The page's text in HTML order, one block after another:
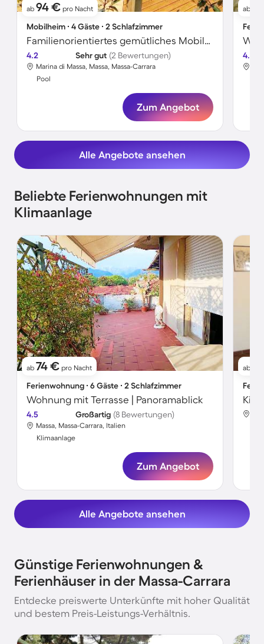
ab 94 € pro Nacht
Mobilheim ∙ 4 Gäste ∙ 2 Schlafzimmer
Familienorientiertes gemütliches Mobilheim mit Terrasse und Pool
4.2 Sehr gut (2 Bewertungen)
Marina di Massa, Massa, Massa-Carrara
Pool
Zum Angebot
ab
4.7
Alle Angebote ansehen
Beliebte Ferienwohnungen mit
Klimaanlage
ab 74 € pro Nacht
Ferienwohnung ∙ 6 Gäste ∙ 2 Schlafzimmer
Wohnung mit Terrasse | Panoramablick
4.5 Großartig (8 Bewertungen)
Massa, Massa-Carrara, Italien
Klimaanlage
Zum Angebot
ab
Alle Angebote ansehen
Günstige Ferienwohnungen &
Ferienhäuser in der Massa-Carrara
Entdecke preiswerte Unterkünfte mit hoher Qualität
und bestem Preis-Leistungs-Verhältnis.